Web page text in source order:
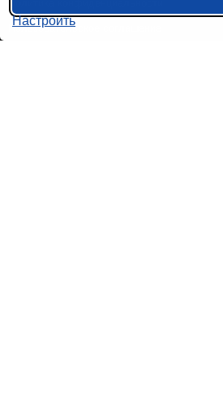
Пользовательское соглашение
Настроить